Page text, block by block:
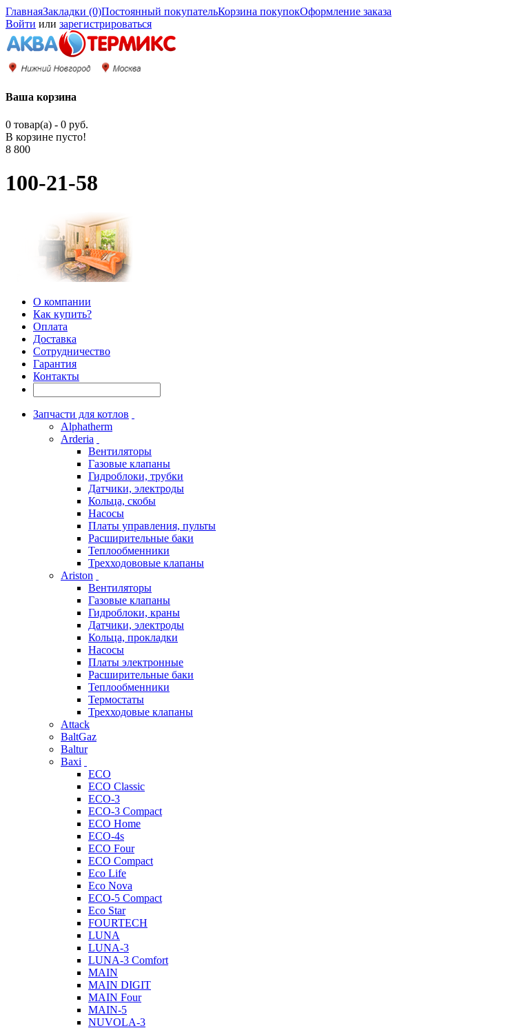
ГлавнаяЗакладки (0)Постоянный покупательКорзина покупокОформление заказа
Войти или зарегистрироваться
Ваша корзина
0 товар(а) - 0 руб.
В корзине пусто!
8 800
100-21-58
О компании
Как купить?
Оплата
Доставка
Сотрудничество
Гарантия
Контакты
Запчасти для котлов
Alphatherm
Arderia
Вентиляторы
Газовые клапаны
Гидроблоки, трубки
Датчики, электроды
Кольца, скобы
Насосы
Платы управления, пульты
Расширительные баки
Теплообменники
Трехходововые клапаны
Ariston
Вентиляторы
Газовые клапаны
Гидроблоки, краны
Датчики, электроды
Кольца, прокладки
Насосы
Платы электронные
Расширительные баки
Теплообменники
Термостаты
Трехходовые клапаны
Attack
BaltGaz
Baltur
Baxi
ECO
ECO Classic
ECO-3
ECO-3 Compact
ECO Home
ECO-4s
ECO Four
ECO Compact
Eco Life
Eco Nova
ECO-5 Compact
Eco Star
FOURTECH
LUNA
LUNA-3
LUNA-3 Comfort
MAIN
MAIN DIGIT
MAIN Four
MAIN-5
NUVOLA-3